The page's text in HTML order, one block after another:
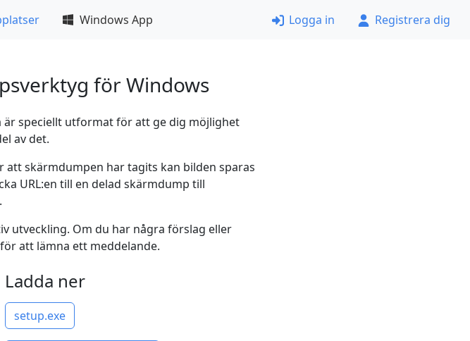
Windows App Logga in Registrera dig
för Windows
speciellt utformat för att ge dig möjlighet
av det.
skärmdumpen har tagits kan bilden sparas
URL:en till en delad skärmdump till
utveckling. Om du har några förslag eller
för att lämna ett meddelande.
Ladda ner
setup.exe